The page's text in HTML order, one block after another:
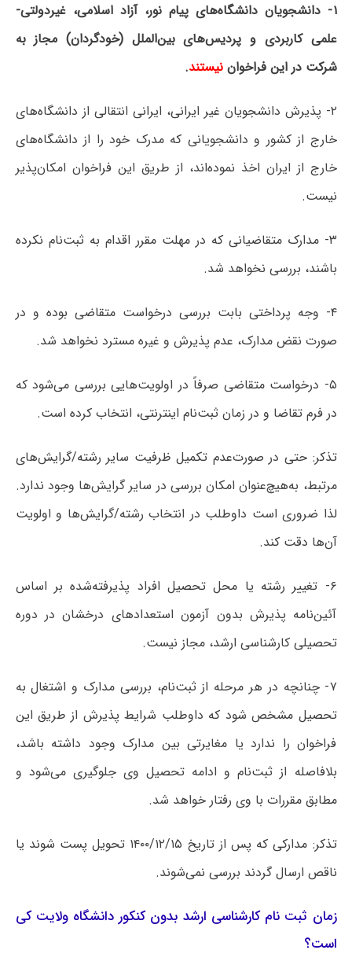
۱- دانشجویان دانشگاه‌های پیام نور، آزاد اسلامی، غیردولتی-
علمی کاربردی و پردیس‌های بین‌الملل (خودگردان) مجاز به
شرکت در این فراخواننیستند.
۲- پذیرش دانشجویان غیر ایرانی، ایرانی انتقالی از دانشگاه‌های
خارج از کشور و دانشجویانی که مدرک خود را از دانشگاه‌های
خارج از ایران اخذ نموده‌اند، از طریق این فراخوان امکان‌پذیر
نیست.
۳- مدارک متقاضیانی که در مهلت مقرر اقدام به ثبت‌نام نکرده
باشند، بررسی نخواهد شد.
۴- وجه پرداختی بابت بررسی درخواست متقاضی بوده و در
صورت نقض مدارک، عدم پذیرش و غیره مسترد نخواهد شد.
۵- درخواست متقاضی صرفاً در اولویت‌هایی بررسی می‌شود که
در فرم تقاضا و در زمان ثبت‌نام اینترنتی، انتخاب کرده است.
تذکر: حتی در صورت‌عدم تکمیل ظرفیت سایر رشته/گرایش‌های
مرتبط، به‌هیچ‌عنوان امکان بررسی در سایر گرایش‌ها وجود ندارد.
لذا ضروری است داوطلب در انتخاب رشته/گرایش‌ها و اولویت
آن‌ها دقت کند.
۶- تغییر رشته یا محل تحصیل افراد پذیرفته‌شده بر اساس
آئین‌نامه پذیرش بدون آزمون استعدادهای درخشان در دوره
تحصیلی کارشناسی ارشد، مجاز نیست.
۷- چنانچه در هر مرحله از ثبت‌نام، بررسی مدارک و اشتغال به
تحصیل مشخص شود که داوطلب شرایط پذیرش از طریق این
فراخوان را ندارد یا مغایرتی بین مدارک وجود داشته باشد،
بلافاصله از ثبت‌نام و ادامه تحصیل وی جلوگیری می‌شود و
مطابق مقررات با وی رفتار خواهد شد.
تذکر: مدارکی که پس از تاریخ ۱۴۰۰/۱۲/۱۵ تحویل پست شوند یا
ناقص ارسال گردند بررسی نمی‌شوند.
زمان ثبت نام کارشناسی ارشد بدون کنکور دانشگاه ولایت کی
است؟